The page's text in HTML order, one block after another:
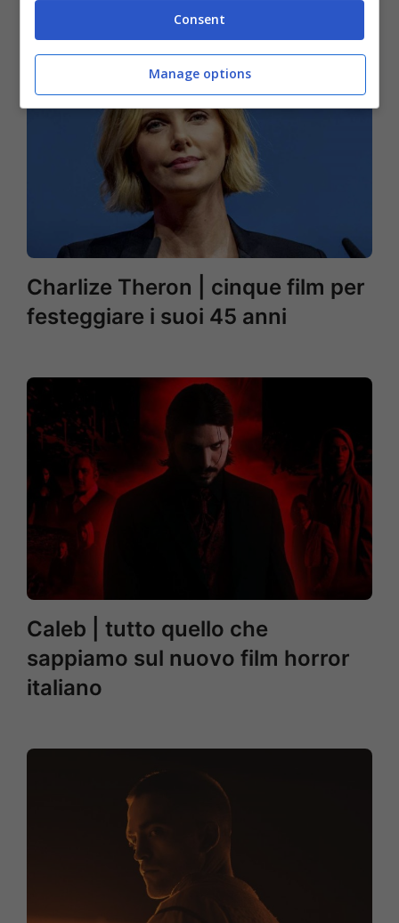
Charlize Theron | cinque film per
festeggiare i suoi 45 anni
Caleb | tutto quello che
sappiamo sul nuovo film horror
italiano
Consent
Manage options